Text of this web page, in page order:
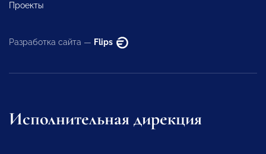
Проекты
Разработка сайта — Flips
Исполнительная дирекция